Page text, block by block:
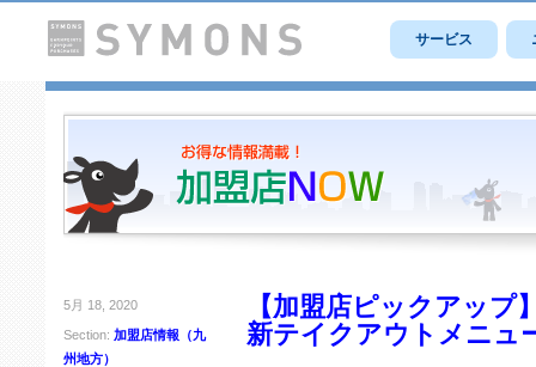
サービス
5月 18, 2020
Section: 加盟店情報（九
州地方）
【加盟店ピックアップ
新テイクアウトメニュ